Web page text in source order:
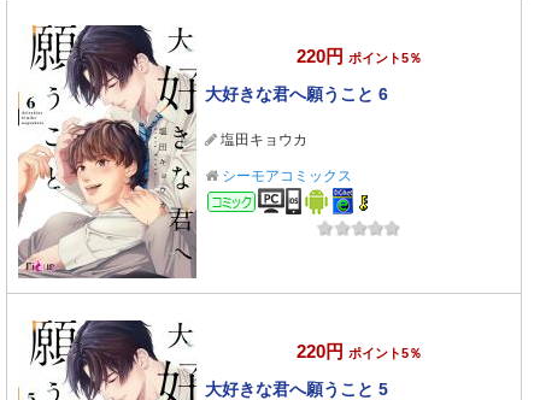
220円 ポイント5％
大好きな君へ願うこと 6
塩田キョウカ
シーモアコミックス
コミック
220円 ポイント5％
大好きな君へ願うこと 5